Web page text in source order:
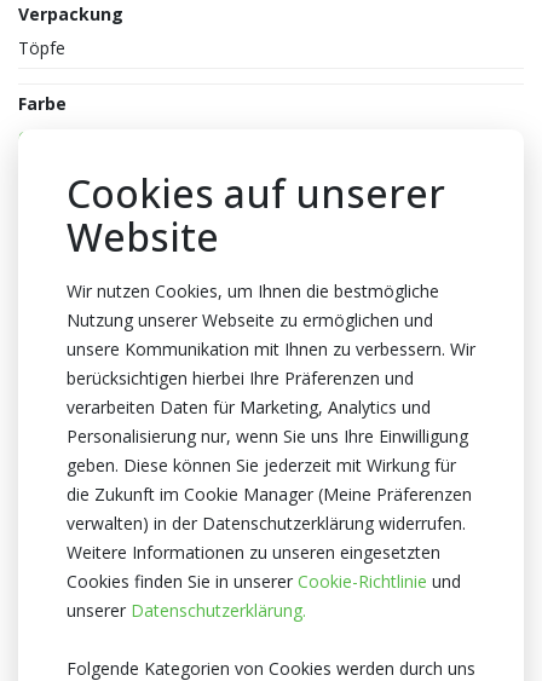
Verpackung
Töpfe
Farbe
Orange
Topfhöhe
40cm Höhe
Optiflor
Herkunftsland
Niederlande
Zertifikat
MPS A+
MPS SQ
Cookies auf unserer
Website
Wir nutzen Cookies, um Ihnen die bestmögliche
Nutzung unserer Webseite zu ermöglichen und
unsere Kommunikation mit Ihnen zu verbessern. Wir
berücksichtigen hierbei Ihre Präferenzen und
verarbeiten Daten für Marketing, Analytics und
Personalisierung nur, wenn Sie uns Ihre Einwilligung
geben. Diese können Sie jederzeit mit Wirkung für
die Zukunft im Cookie Manager (Meine Präferenzen
verwalten) in der Datenschutzerklärung widerrufen.
Weitere Informationen zu unseren eingesetzten
Cookies finden Sie in unserer Cookie-Richtlinie und
unserer Datenschutzerklärung.
Folgende Kategorien von Cookies werden durch uns